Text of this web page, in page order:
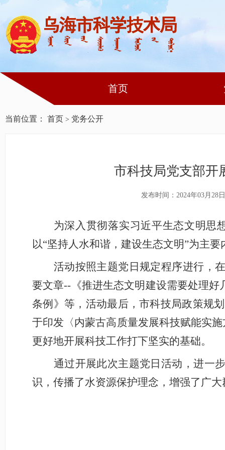
首页
当前位置： 首页 > 党务公开
市科技局党支部开
发布时间：2024年03月28日
为深入贯彻落实习近平生态文明思
以“坚持人水和谐，建设生态文明”为主
活动按照主题党日规定程序进行，
要文章--《推进生态文明建设需要处理
条例》等，活动最后，市科技局政策规
于印发〈内蒙古高质量发展科技赋能实
更好地开展科技工作打下坚实的基础。
通过开展此次主题党日活动，进一
识，传播了水资源保护理念，增强了广